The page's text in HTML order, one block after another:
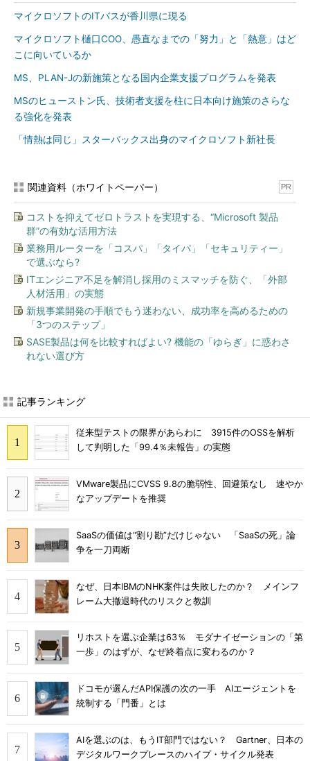
マイクロソフトのITバスが香川県に現る
マイクロソフト樋口COO、愚直なまでの「努力」と「熱意」はど
こに向いているか
MS、PLAN-Jの新施策となる国内企業支援プログラムを発表
MSのヒューストン氏、技術者支援を柱に日本向け施策のさらな
る強化を発表
「情熱は同じ」スターバックス出身のマイクロソフト新社長
関連資料（ホワイトペーパー） PR
コストを抑えてゼロトラストを実現する、“Microsoft 製品
群”の有効な活用方法
業務用ルーターを「コスパ」「タイパ」「セキュリティー」
で選ぶなら?
ITエンジニア不足を解消し採用のミスマッチを防ぐ、「外部
人材活用」の実態
新規事業開発の手順でもう迷わない、成功率を高めるための
「3つのステップ」
SASE製品は何を比較すればよい? 機能の「ゆらぎ」に惑わさ
れない選び方
記事ランキング
従来型テストの限界があらわに 3915件のOSSを解析
して判明した「99.4％未報告」の実態
VMware製品にCVSS 9.8の脆弱性、回避策なし 速やか
なアップデートを推奨
SaaSの価値は“割り勘”だけじゃない 「SaaSの死」論
争を一刀両断
なぜ、日本IBMのNHK案件は失敗したのか？ メインフ
レーム大撤退時代のリスクと教訓
リホストを選ぶ企業は63％ モダナイゼーションの「第
一歩」のはずが、なぜ終着点に変わるのか？
ドコモが選んだAPI保護の次の一手 AIエージェントを
統制する「門番」とは
AIを選ぶのは、もうIT部門ではない？ Gartner、日本の
デジタルワークプレースのハイプ・サイクル発表